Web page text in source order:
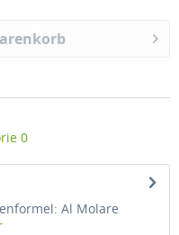
0
Al Molare